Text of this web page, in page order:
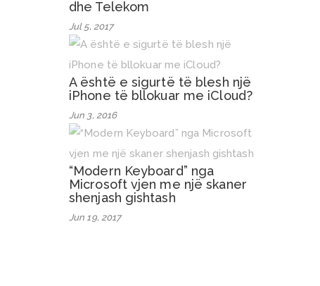
dhe Telekom
Jul 5, 2017
A është e sigurtë të blesh një
iPhone të bllokuar me iCloud?
Jun 3, 2016
“Modern Keyboard” nga
Microsoft vjen me një skaner
shenjash gishtash
Jun 19, 2017